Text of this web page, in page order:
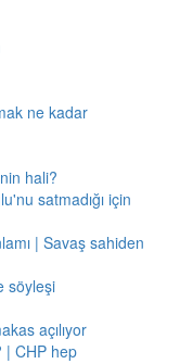
ne kadar
hali?
satmadığı için
| Savaş sahiden
söyleşi
açılıyor
| CHP hep